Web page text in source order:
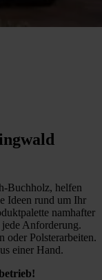
Buchholz, helfen
Ideen rund um Ihr
namhafter
Anforderung.
oder Polsterarbeiten.
einer Hand.